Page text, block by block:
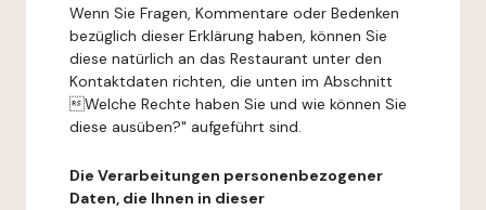
Wenn Sie Fragen, Kommentare oder Bedenken
bezüglich dieser Erklärung haben, können Sie
diese natürlich an das Restaurant unter den
Kontaktdaten richten, die unten im Abschnitt
Welche Rechte haben Sie und wie können Sie
diese ausüben?" aufgeführt sind.
Die Verarbeitungen personenbezogener
Daten, die Ihnen in dieser